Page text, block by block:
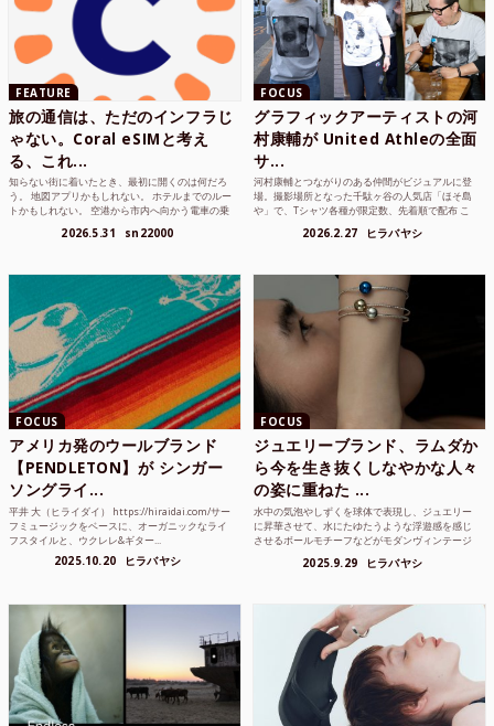
FEATURE
旅の通信は、ただのインフラじ
ゃない。Coral eSIMと考え
る、これ...
知らない街に着いたとき、最初に開くのは何だろ
う。 地図アプリかもしれない。 ホテルまでのルー
トかもしれない。 空港から市内へ向かう電車の乗
2026.5.31 sn22000
FOCUS
グラフィックアーティストの河
村康輔が United Athleの全面
サ...
河村康輔とつながりのある仲間がビジュアルに登
場。撮影場所となった千駄ヶ谷の人気店「ほそ島
や」で、Tシャツ各種が限定数、先着順で配布 こ
2026.2.27 ヒラバヤシ
FOCUS
アメリカ発のウールブランド
【PENDLETON】が シンガー
ソングライ...
平井 大（ヒライダイ） https://hiraidai.com/サー
フミュージックをベースに、オーガニックなライ
フスタイルと、ウクレレ&ギター...
2025.10.20 ヒラバヤシ
FOCUS
ジュエリーブランド、ラムダか
ら今を生き抜くしなやかな人々
の姿に重ねた ...
水中の気泡やしずくを球体で表現し、ジュエリー
に昇華させて、水にたゆたうような浮遊感を感じ
させるボールモチーフなどがモダンヴィンテージ
2025.9.29 ヒラバヤシ